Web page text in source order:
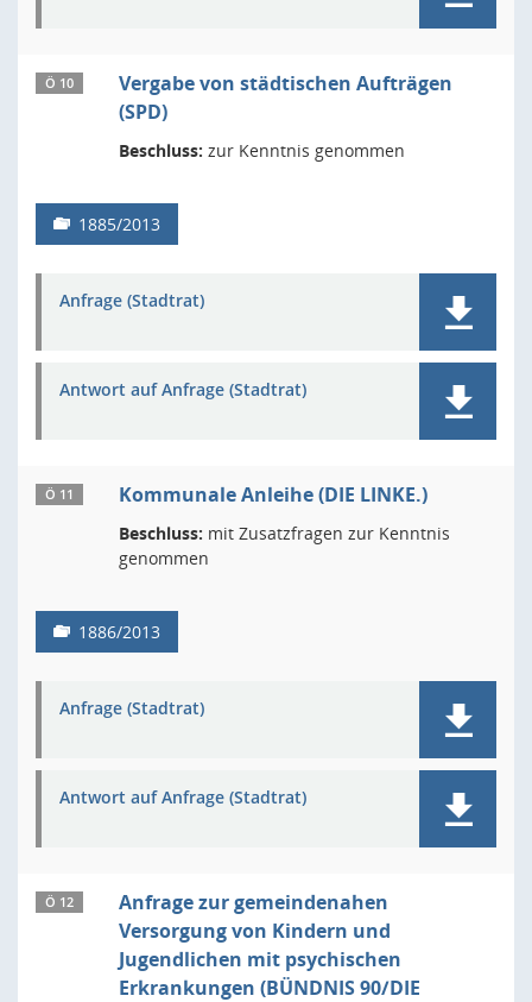
Ö 10
Vergabe von städtischen Aufträgen
(SPD)
Beschluss: zur Kenntnis genommen
1885/2013
Anfrage (Stadtrat)
Antwort auf Anfrage (Stadtrat)
Ö 11 Kommunale Anleihe (DIE LINKE.)
Beschluss: mit Zusatzfragen zur Kenntnis
genommen
1886/2013
Anfrage (Stadtrat)
Antwort auf Anfrage (Stadtrat)
Ö 12
Anfrage zur gemeindenahen
Versorgung von Kindern und
Jugendlichen mit psychischen
Erkrankungen (BÜNDNIS 90/DIE